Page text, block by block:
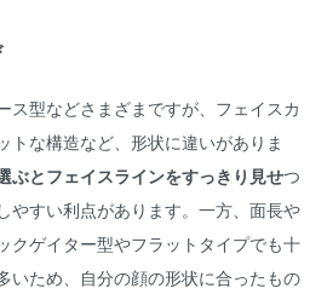
ス型などさまざまですが、フェイスカ
トな構造など、形状に違いがありま
ぶとフェイスラインをすっきり見せつ
やすい利点があります。一方、面長や
クゲイター型やフラットタイプでも十
いため、自分の顔の形状に合ったもの